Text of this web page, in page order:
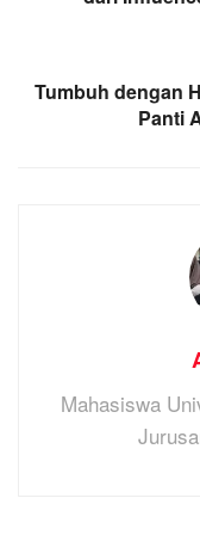
Tumbuh dengan
Panti
Mahasiswa